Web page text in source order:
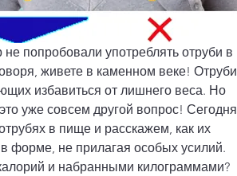
попробовали употреблять отруби в
живете в каменном веке! Отруби
избавиться от лишнего веса. Но
уже совсем другой вопрос! Сегодня
в пище и расскажем, как их
форме, не прилагая особых усилий.
и набранными килограммами?